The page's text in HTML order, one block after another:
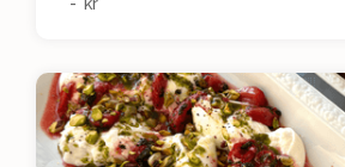
- kr